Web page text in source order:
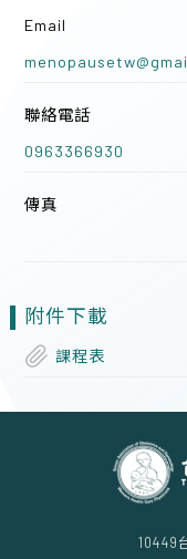
Email
聯絡電話
0963366930
傳真
附件下載
課程表
10449